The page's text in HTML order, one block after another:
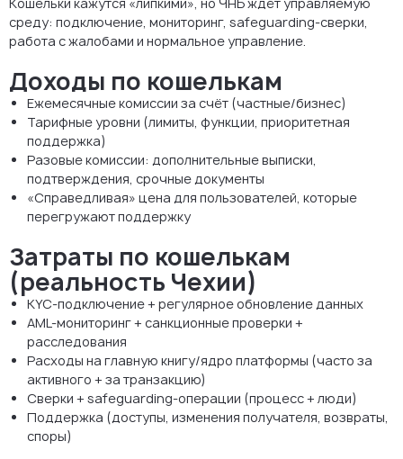
Кошельки кажутся «липкими», но ЧНБ ждёт управляемую
среду: подключение, мониторинг, safeguarding-сверки,
работа с жалобами и нормальное управление.
Доходы по кошелькам
Ежемесячные комиссии за счёт (частные/бизнес)
Тарифные уровни (лимиты, функции, приоритетная
поддержка)
Разовые комиссии: дополнительные выписки,
подтверждения, срочные документы
«Справедливая» цена для пользователей, которые
перегружают поддержку
Затраты по кошелькам
(реальность Чехии)
KYC-подключение + регулярное обновление данных
AML-мониторинг + санкционные проверки +
расследования
Расходы на главную книгу/ядро платформы (часто за
активного + за транзакцию)
Сверки + safeguarding-операции (процесс + люди)
Поддержка (доступы, изменения получателя, возвраты,
споры)